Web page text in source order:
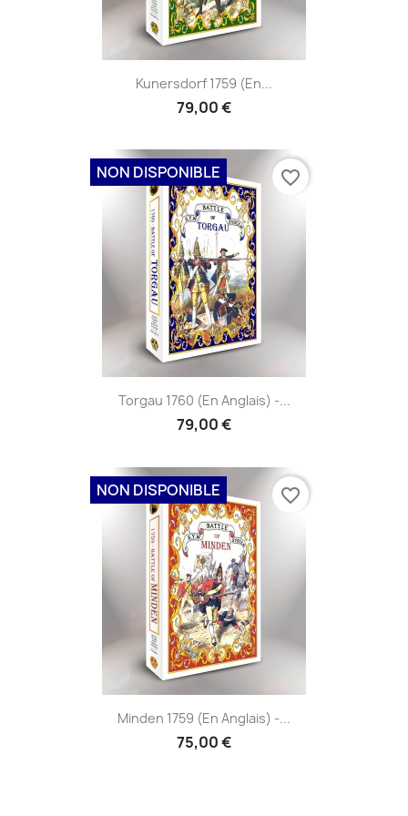
Kunersdorf 1759 (en...
79,00 €
Torgau 1760 (en Anglais) -...
79,00 €
NON DISPONIBLE favorite_border
Minden 1759 (en Anglais) -...
75,00 €
NON DISPONIBLE favorite_border